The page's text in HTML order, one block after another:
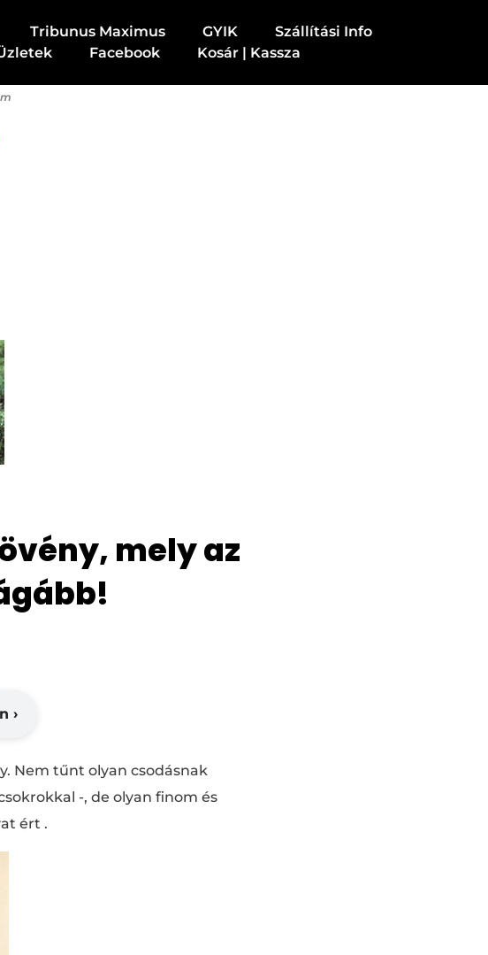
Tribunus Maximus GYIK
Szállítási Info
Facebook Kosár | Kassza
mely az
›
Nem tűnt olyan csodásnak
-, de olyan finom és
ért .